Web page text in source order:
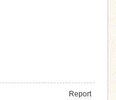
Report